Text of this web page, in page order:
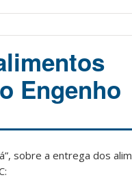
Engenho
sobre a entrega dos